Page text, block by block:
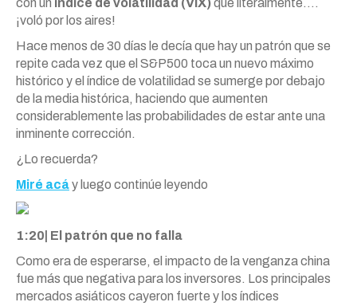
con un índice de volatilidad (VIX)que literalmente….
¡voló por los aires!
Hace menos de 30 días le decía que hay un patrón que se
repite cada vez que el S&P500 toca un nuevo máximo
histórico y el índice de volatilidad se sumerge por debajo
de la media histórica, haciendo que aumenten
considerablemente las probabilidades de estar ante una
inminente corrección.
¿Lo recuerda?
Miré acáy luego continúe leyendo
1:20| El patrón que no falla
Como era de esperarse, el impacto de la venganza china
fue más que negativa para los inversores. Los principales
mercados asiáticos cayeron fuerte y los índices